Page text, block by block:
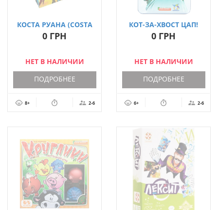
КОСТА РУАНА (COSTA
RUANA)
0 ГРН
НЕТ В НАЛИЧИИ
ПОДРОБНЕЕ
8+ 2-6
КОТ-ЗА-ХВОСТ ЦАП!
ДЕЛЮКС
0 ГРН
НЕТ В НАЛИЧИИ
ПОДРОБНЕЕ
6+ 2-6